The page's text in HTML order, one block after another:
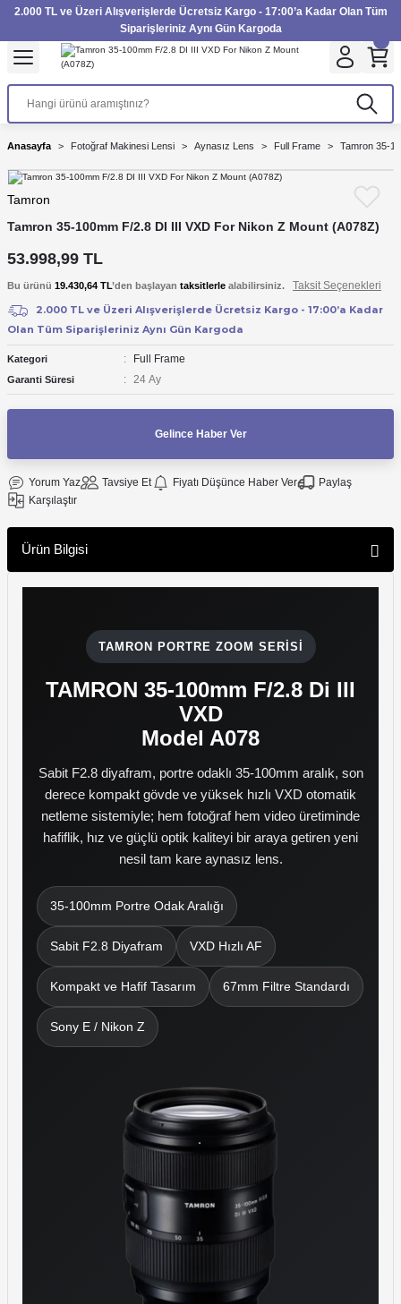
2.000 TL ve Üzeri Alışverişlerde Ücretsiz Kargo - 17:00’a Kadar Olan Tüm
Siparişleriniz Aynı Gün Kargoda
Geri Dön
Geri Dön
Geri Dön
Geri Dön
Geri Dön
Geri Dön
Geri Dön
Geri Dön
Geri Dön
Geri Dön
Geri Dön
Geri Dön
Anasayfa Fotoğraf Makinesi Lensi Aynasız Lens Full Frame Tamron 35-
Tamron
Tamron 35-100mm F/2.8 DI III VXD For Nikon Z Mount (A078Z)
53.998,99 TL
Bu ürünü 19.430,64 TL’den başlayan taksitlerle alabilirsiniz.
Taksit Seçenekleri
2.000 TL ve Üzeri Alışverişlerde Ücretsiz Kargo - 17:00’a Kadar
Olan Tüm Siparişleriniz Aynı Gün Kargoda
Kategori Full Frame
Garanti Süresi 24 Ay
Gelince Haber Ver
Yorum Yaz Tavsiye Et Fiyatı Düşünce Haber Ver
Paylaş
Karşılaştır
Ürün Bilgisi
TAMRON PORTRE ZOOM SERISI
TAMRON 35-100mm F/2.8 Di III
VXD
Model A078
Sabit F2.8 diyafram, portre odaklı 35-100mm aralık, son
derece kompakt gövde ve yüksek hızlı VXD otomatik
netleme sistemiyle; hem fotoğraf hem video üretiminde
hafiflik, hız ve güçlü optik kaliteyi bir araya getiren yeni
nesil tam kare aynasız lens.
35-100mm Portre Odak Aralığı
Sabit F2.8 Diyafram VXD Hızlı AF
Kompakt ve Hafif Tasarım 67mm Filtre Standardı
Sony E / Nikon Z